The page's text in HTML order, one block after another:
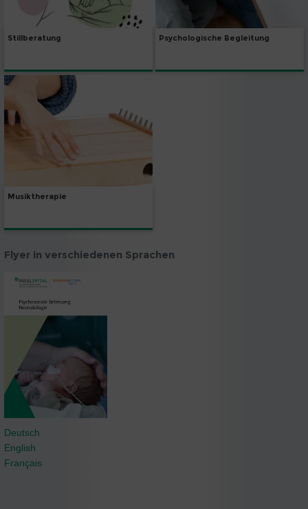
Stillberatung Psychologische Begleitung
Musiktherapie
Flyer in verschiedenen Sprachen
Deutsch
English
Français